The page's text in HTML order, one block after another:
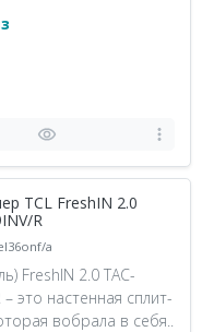
TCL FreshIN 2.0
R
a
FreshIN 2.0 TAC-
– это настенная сплит-
вобрала в себя..